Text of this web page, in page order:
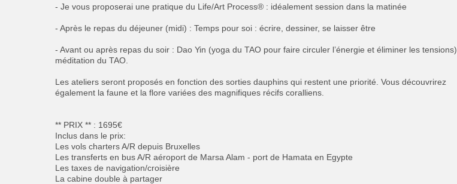
- Je vous proposerai une pratique du Life/Art Process® : idéalement session dans la matinée
- Après le repas du déjeuner (midi) : Temps pour soi : écrire, dessiner, se laisser être
- Avant ou après repas du soir : Dao Yin (yoga du TAO pour faire circuler l’énergie et éliminer les tensions),
méditation du TAO.
Les ateliers seront proposés en fonction des sorties dauphins qui restent une priorité. Vous découvrirez
également la faune et la flore variées des magnifiques récifs coralliens.
** PRIX ** : 1695€
Inclus dans le prix:
Les vols charters A/R depuis Bruxelles
Les transferts en bus A/R aéroport de Marsa Alam - port de Hamata en Egypte
Les taxes de navigation/croisière
La cabine double à partager